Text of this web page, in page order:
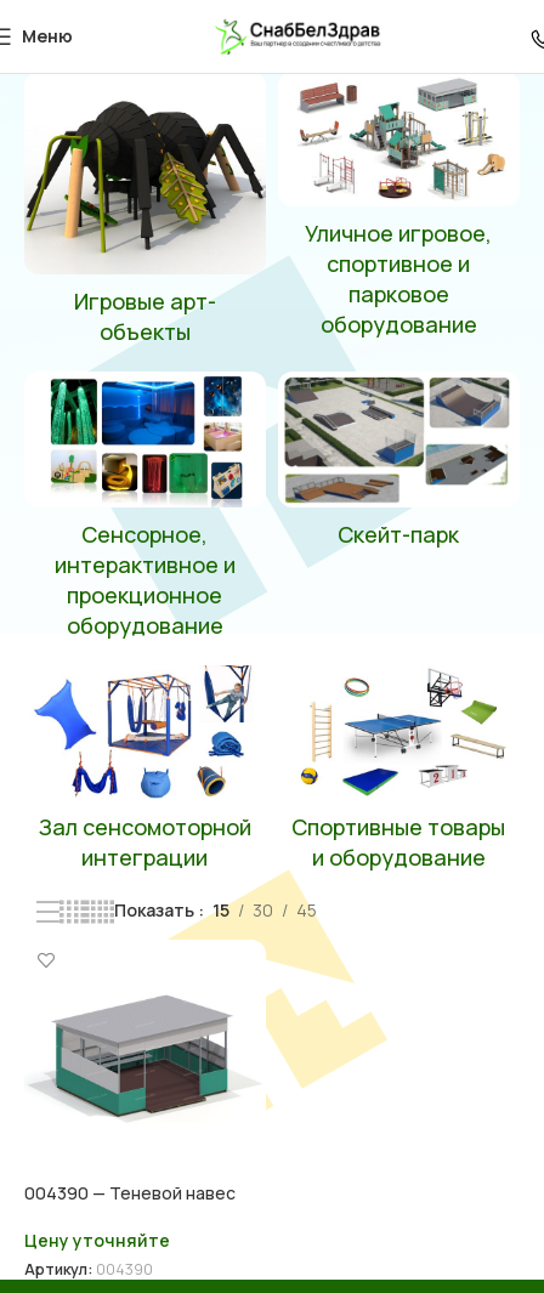
Меню
5280x4640x3060 мм
Главная Товар Габаритные размеры 5280x4640x3060 мм
Игровые арт-
объекты
Уличное игровое,
спортивное и
парковое
оборудование
Сенсорное,
интерактивное и
проекционное
оборудование
Скейт-парк
Зал сенсомоторной
интеграции
Спортивные товары
и оборудование
Показать 15 30 45
004390 — Теневой навес
Цену уточняйте
Артикул: 004390